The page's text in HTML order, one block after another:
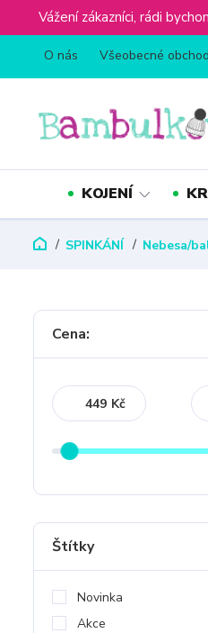
Vážení zákazníci, rádi
O nás Všeobecné
KOJENÍ
SPINKÁNÍ Nebesa/
Cena:
Kč
Štítky
Novinka
Akce